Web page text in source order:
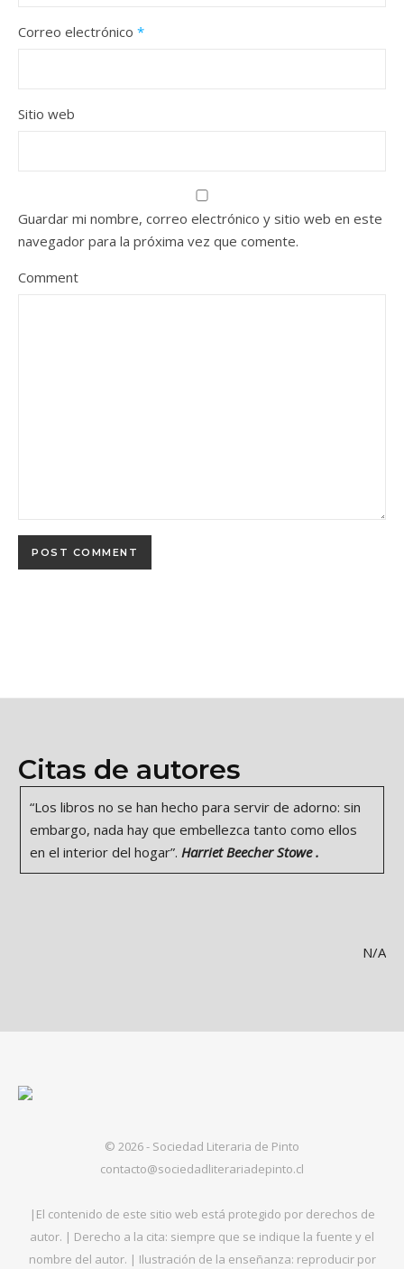
Correo electrónico *
Sitio web
Guardar mi nombre, correo electrónico y sitio web en este
navegador para la próxima vez que comente.
Comment
Citas de autores
“Los libros no se han hecho para servir de adorno: sin
embargo, nada hay que embellezca tanto como ellos
en el interior del hogar”. Harriet Beecher Stowe .
N/A
© 2026 - Sociedad Literaria de Pinto
contacto@sociedadliterariadepinto.cl
|El contenido de este sitio web está protegido por derechos de
autor. | Derecho a la cita: siempre que se indique la fuente y el
nombre del autor. | Ilustración de la enseñanza: reproducir por